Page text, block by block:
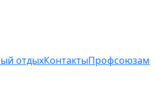
отдыхКонтактыПрофсоюзам